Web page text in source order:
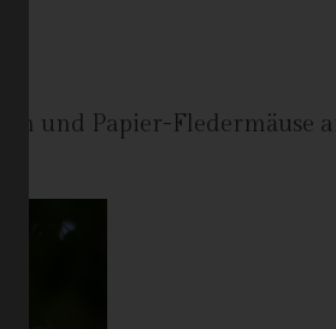
und Papier-Fledermäuse